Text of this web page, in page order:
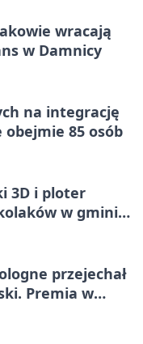
wracają
w Damnicy
na integrację
obejmie 85 osób
3D i ploter
w gminie
przejechał
Premia w